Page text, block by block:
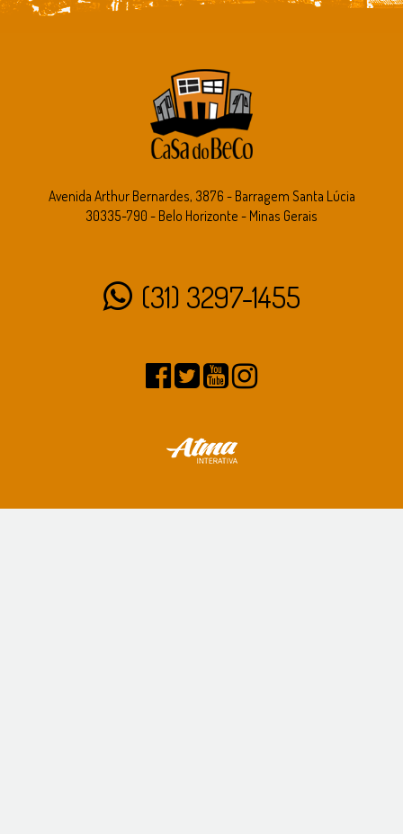
Avenida Arthur Bernardes, 3876 - Barragem Santa Lúcia
30335-790 - Belo Horizonte - Minas Gerais
(31) 3297-1455